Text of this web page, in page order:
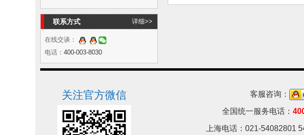
联系方式 详细>>
在线交谈：
电话： 400-003-8030
客服咨询：
全国统一服务电话：
上海电话：021-
关注官方微信